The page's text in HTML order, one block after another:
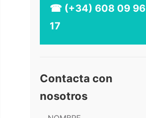
☎ (+34) 608 09 96
17
Contacta con
nosotros